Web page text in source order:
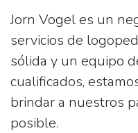
Jorn Vogeles un
servicios de
sólida y un equipo
cualificados,
brindar a nuestros
posible.